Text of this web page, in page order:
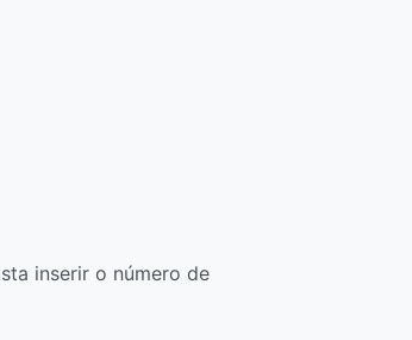
inserir o número de